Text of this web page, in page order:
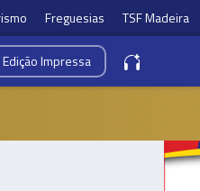
Freguesias TSF Madeira
EdiçãoImpressa